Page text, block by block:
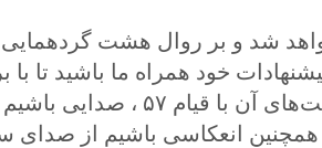
تابستان ۲۰۲۳ (۱۴۰۲) برگزار خواهد شد و بر روال هشت
خود همراه ما باشید تا
قیام مردمی این روزها و پیوندها و‌ پیوست‌ها ‌و گسست‌های آن با
همچنین انعکاسی باشیم از